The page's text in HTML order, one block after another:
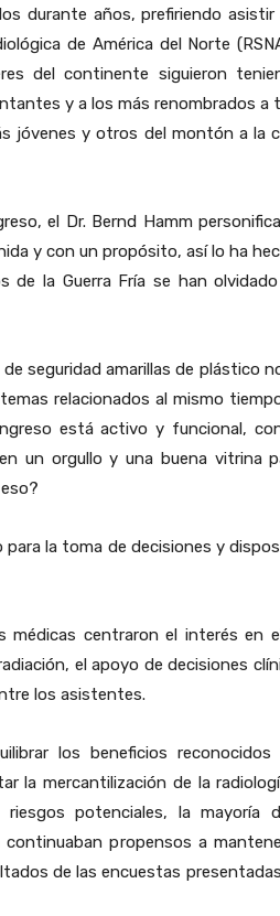
durante años, prefiriendo asistir
de América del Norte
del continente siguieron
y a los más renombrados a
jóvenes y otros del montón a la
el Dr. Bernd Hamm
y con un propósito, así lo ha
de la Guerra Fría se han
seguridad amarillas de plástico
relacionados al mismo
está activo y funcional,
un orgullo y una buena vitrina
para la toma de decisiones y
médicas centraron el interés en
el apoyo de decisiones
los asistentes.
los beneficios reconocidos
la mercantilización de la
potenciales, la mayoría
propensos a
de las encuestas